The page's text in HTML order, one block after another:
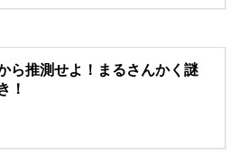
ら推測せよ！まるさんかく謎
！